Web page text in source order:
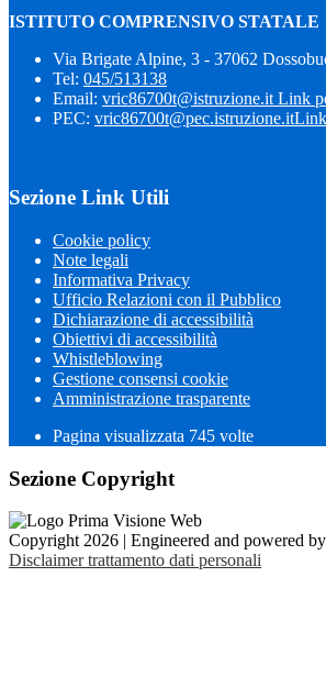
ISTITUTO COMPRENSIVO STATALE
Via Brigate Alpine, 3 - 37062
Tel: 045/513138
Email: vric86700t@istruzione.it Link
PEC: vric86700t@pec.istruzione.it
Sezione Link Utili
Cookie policy
Note legali
Informativa Privacy
Ufficio Relazioni con il Pubblico
Dichiarazione di accessibilità
Obiettivi di accessibilità
Whistleblowing
Gestione consensi cookie
Amministrazione trasparente
Pagina visualizzata 745 volte
Sezione Copyright
Copyright 2026 | Engineered and powered
Disclaimer trattamento dati personali